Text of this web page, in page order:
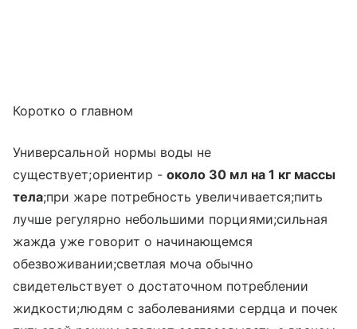
Коротко о главном
Универсальной нормы воды не
существует;ориентир -около 30 мл на 1 кг массы
тела;при жаре потребность увеличивается;пить
лучше регулярно небольшими порциями;сильная
жажда уже говорит о начинающемся
обезвоживании;светлая моча обычно
свидетельствует о достаточном потреблении
жидкости;людям с заболеваниями сердца и почек